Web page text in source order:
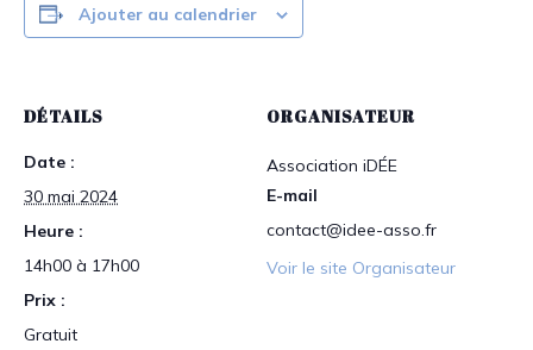
Ajouter au calendrier
DÉTAILS
Date :
30 mai 2024
Heure :
14h00 à 17h00
Prix :
Gratuit
ORGANISATEUR
Association iDÉE
E-mail
contact@idee-asso.fr
Voir le site Organisateur